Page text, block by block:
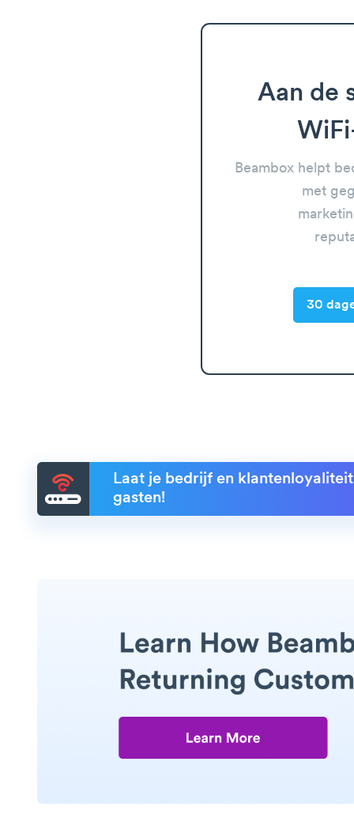
Aan de
Beambox helpt
met
30
Laat je bedrijf en
gasten!